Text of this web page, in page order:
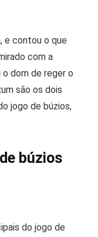
e contou o que
com a
dom de reger o
são os dois
jogo de búzios,
búzios
do jogo de